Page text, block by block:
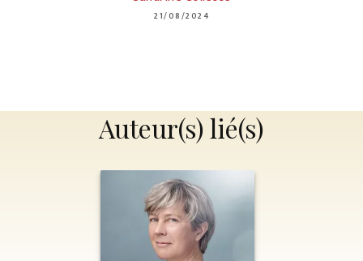
21/08/2024
Auteur(s) lié(s)